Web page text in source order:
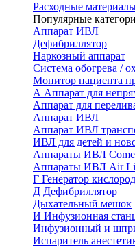
Расходные
Популярные
Аппарат ИВЛ
Дефибриллятор
Наркозный аппарат
Система обогрева /
Монитор пациента
А Аппарат для
Аппарат для
Аппарат ИВЛ
Аппарат ИВЛ
ИВЛ для детей и
Аппараты ИВЛ
Аппараты ИВЛ Air
Г Генератор
Д Дефибриллятор
Дыхательный мешок
И Инфузионная
Инфузионный и
Испаритель